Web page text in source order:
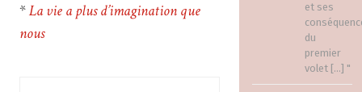
et ses
du
premier
volet […] "
*La vie a plus d’imagination que
nous